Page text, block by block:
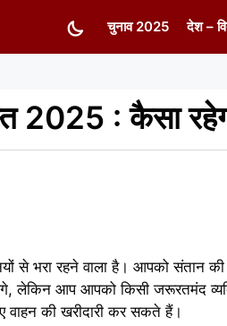
चुनाव 2025 देश –
2025 : कैसा
से भरा रहने वाला है। आपको संतान
लेकिन आप आपको किसी जरूरतमंद
वाहन की खरीदारी कर सकते हैं।